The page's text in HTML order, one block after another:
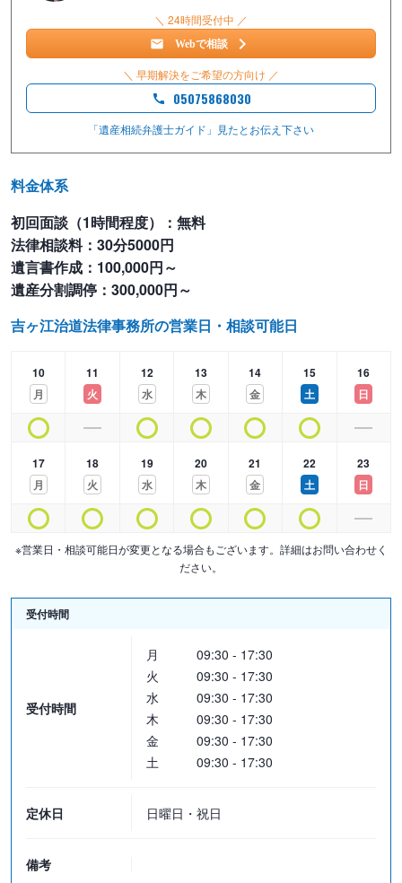
なぜこのように考えているかというと、ご相談される人が自由に話
をすることができなければ、解決に向けての良い方法も生まれない
弁護士が依頼者の利益を守るために活動するのは当然のことです。
「依頼者の真の願いを知ること」が絶対に必要です。
不可欠だと私は思うのです。
そのため、私がご相談を受ける際には、「相談者がご自身の考えを
できるだけ自由に話せる場にすること」を心がけています。
【相続関係事件の特殊性と遺言について】
人間の「事件」よりも感情的な軋轢が大きいことが多いです。
られます。
それは、そのような事態に至るまでの間に、何十年という時間と人
間の行動の積み重なりがあるからだと思います。
そして、遺言は、そのようなトラブルを目の当たりにした経験のあ
る人が、自分の死後に親族の間に問題が発生するのを防止するため
に書くのだと思います。
ですから、私は、遺言書の作成についてアドバイスをする際には、
遺言書の作成を思い立った人が、どのような事態になることを防止
したいと思っているのかを正確に理解することが必要だと思ってい
ます。
ただ、他人間の紛争が、最終的には金銭に換算した、ある種の合理
性が物差になることが多いのに対し、相続関係事件などの親族間の
紛争は、気持ちのうえでストンと落ちるかどうかが解決のポイント
になることが多いのではないでしょうか。
そういう意味では、相続問題などの親族間の紛争を解決するために
は、相手方の目には現在の事態がどのように写っているかを考える
そのため、弁護士の冷静な視点が必要になるのではないでしょう
【取扱い事件について】
＼ 24時間受付中 ／
Webで相談
＼ 早期解決をご希望の方向け ／
05075868030
「遺産相続弁護士ガイド」見たとお伝え下さい
料金体系
初回面談（1時間程度）：無料
法律相談料：30分5000円
遺言書作成：100,000円～
遺産分割調停：300,000円～
吉ヶ江治道法律事務所の営業日・相談可能日
10
月
11
火
12
水
13
木
14
金
15
土
16
日
17
月
18
火
19
水
20
木
21
金
22
土
23
日
※営業日・相談可能日が変更となる場合もございます。詳細はお問い合わせく
ださい。
受付時間
受付時間
月
09:30 - 17:30
火
09:30 - 17:30
水
09:30 - 17:30
木
09:30 - 17:30
金
09:30 - 17:30
土
09:30 - 17:30
定休日 日曜日・祝日
備考